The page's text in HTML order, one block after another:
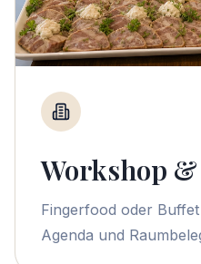
Workshop
Fingerfood oder
Agenda und